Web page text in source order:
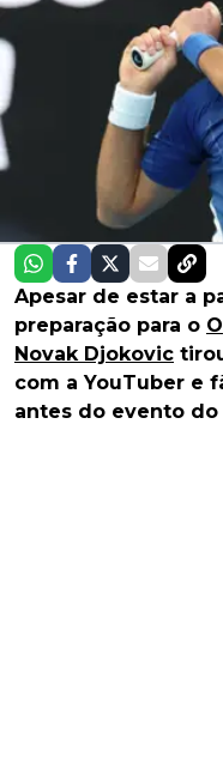
Apesar de estar a
preparação para o
Novak Djokovic
com a YouTuber e
antes do evento do